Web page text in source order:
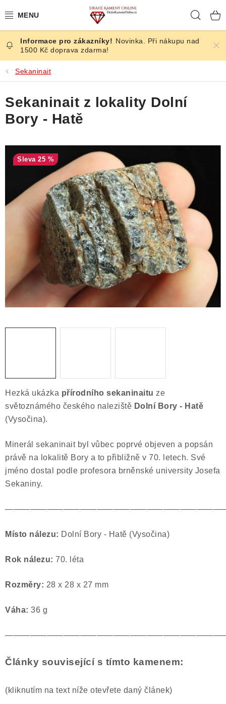
na
ČESKÉ KAMENY
ŠPERKY
KAMENY ZE SVĚTA
BROUŠENÉ
SLEVY
KRYSTALY
NALEZIŠTĚ
NÁŠ PŘÍBĚH
VIDEOGALERIE
Ochrana osobních údajů
Výkup minerálů a drahých kamenů
Formulář pro odstoupení od smlouvy
Novinka. Při nákupu nad
1500 Kč doprava zdarma!
Sekaninait
Hezká ukázka přírodního sekaninaitu ze
světoznámého českého naleziště Dolní Bory - Hatě
(Vysočina).
Minerál sekaninait byl vůbec poprvé objeven a popsán
právě na lokalitě Bory a to přibližně v 70. letech. Své
jméno dostal podle profesora brněnské university Josefa
Sekaniny.
Místo nálezu: Dolní Bory - Hatě (Vysočina)
Rok nálezu: 70. léta
Rozměry: 28 x 28 x 27 mm
Váha: 36 g
Články související s tímto kamenem:
(kliknutím na text níže otevřete daný článek)
Sekaninait z lokality Dolní
Bory - Hatě
25 %